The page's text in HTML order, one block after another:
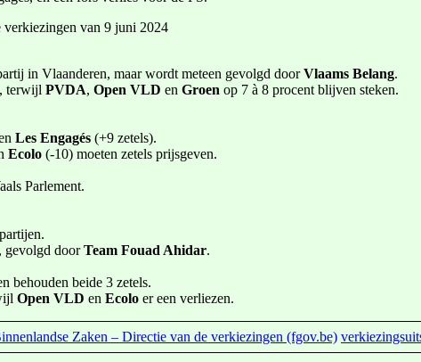
van 9 juni 2024
in Vlaanderen, maar wordt meteen gevolgd doorVlaams Belang.
terwijl PVDA, Open VLD en Groen op 7 à 8 procent blijven steken.
Les Engagés (+9 zetels).
Ecolo (-10) moeten zetels prijsgeven.
Parlement.
gevolgd doorTeam Fouad Ahidar.
behouden beide 3 zetels.
Open VLD en Ecolo er een verliezen.
Zaken – Directie van de verkiezingen (fgov.be)